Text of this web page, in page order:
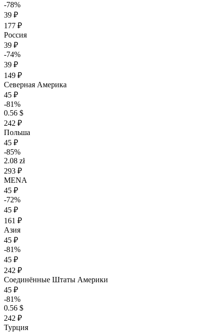
-78%
39 ₽
177 ₽
Россия
39 ₽
-74%
39 ₽
149 ₽
Северная Америка
45 ₽
-81%
0.56 $
242 ₽
Польша
45 ₽
-85%
2.08 zł
293 ₽
MENA
45 ₽
-72%
45 ₽
161 ₽
Азия
45 ₽
-81%
45 ₽
242 ₽
Соединённые Штаты Америки
45 ₽
-81%
0.56 $
242 ₽
Турция